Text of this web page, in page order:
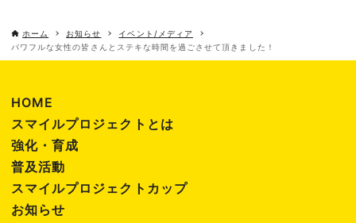
ホーム お知らせ
イベント/メディア
パワフルな女性の皆さんとステキな時間を過ごさせて頂きました！
HOME
スマイルプロジェクトとは
強化・育成
普及活動
スマイルプロジェクトカップ
お知らせ